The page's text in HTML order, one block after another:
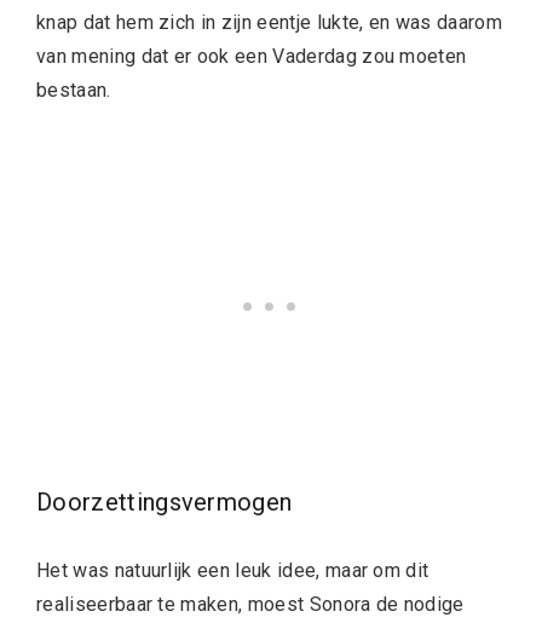
knap dat hem zich in zijn eentje lukte, en was daarom
van mening dat er ook een Vaderdag zou moeten
bestaan.
Doorzettingsvermogen
Het was natuurlijk een leuk idee, maar om dit
realiseerbaar te maken, moest Sonora de nodige